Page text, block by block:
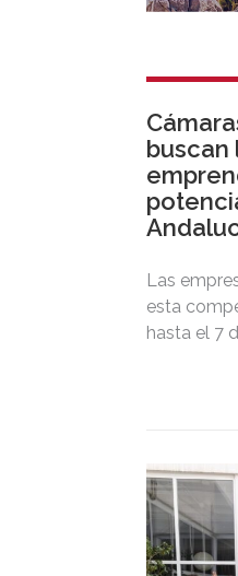
buscan
Las
esta
hasta el 7